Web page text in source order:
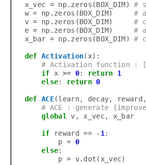
x_vec = np. zeros(BOX_DIM) #
w = np . zeros(BOX_DIM) #
v = np . zeros(BOX_DIM) #
e = np . zeros(BOX_DIM) #
x_bar = np. zeros(BOX_DIM) #
def Activation(x):
# Activation function :
if x >= 0: return
1
else: return 0
def ACE(learn, decay, reward,
# ACE : generate
global
v, x_vec, x_bar
if reward == - 1 :
        p
= 0
else:
        p
= v. dot(x_vec)